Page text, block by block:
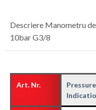
Descriere Manometru
10bar G3/8
Art. Nr.
Pressure